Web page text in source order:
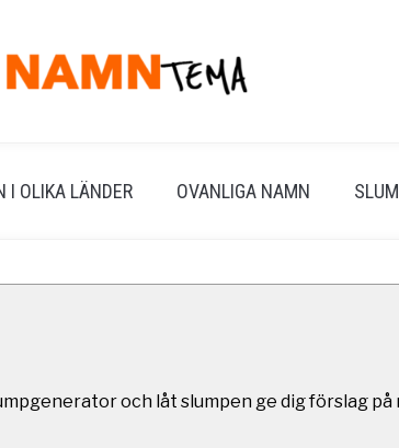
I OLIKA LÄNDER OVANLIGA NAMN
och låt slumpen ge dig förslag på